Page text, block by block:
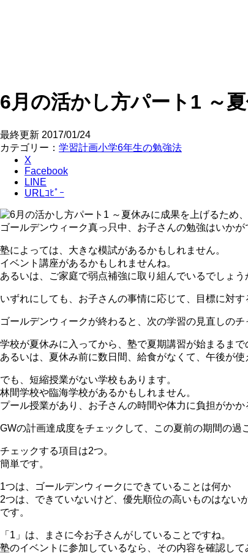
6月の活かし方パート1 ～
最終更新 2017/01/24
カテゴリー： 学習計画小学6年生の勉強法
X
Facebook
LINE
URLｺﾋﾟｰ
ゴールデンウィーク真っ只中、お子さんの勉強はいかが
塾によっては、大きな模試があるかもしれません。
イベント講座があるかもしれませんね。
あるいは、ご家庭で弱点補強に取り組んでいるでしょう
いずれにしても、お子さんの事情に応じて、目標に対す
ゴールデンウィークが終わると、次の学習の見直しの
学校が夏休みに入ってから、塾で夏期講習が始まるまで
あるいは、夏休み前に数日間、給食がなくて、午後が使
でも、短縮授業がない学校もあります。
林間学校や臨海学校があるかもしれません。
プール授業があり、お子さんの時間や体力に負担がかか
GWの計画達成度をチェックして、この夏前の期間の過
チェックする項目は2つ。
簡単です。
1つは、ゴールデンウィークにできていることは何か
2つは、できていないけど、優先順位の高いものはない
です。
「1」は、まさに今お子さんがしていることですね。
塾のイベントに参加しているなら、その内容を確認して